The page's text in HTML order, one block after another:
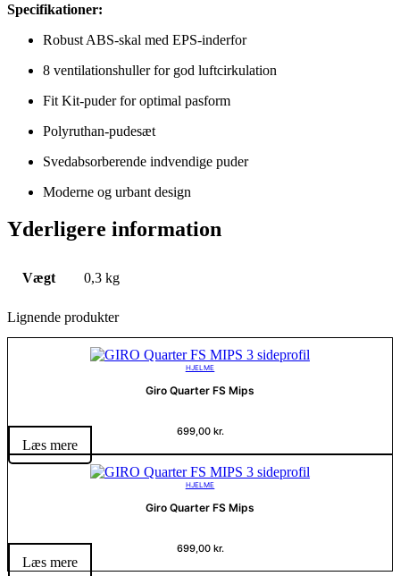
Specifikationer:
Robust ABS-skal med EPS-inderfor
8 ventilationshuller for god luftcirkulation
Fit Kit-puder for optimal pasform
Polyruthan-pudesæt
Svedabsorberende indvendige puder
Moderne og urbant design
Yderligere information
Vægt 0,3 kg
Lignende produkter
HJELME
Giro Quarter FS Mips
699,00 kr.
Læs mere
HJELME
Giro Quarter FS Mips
699,00 kr.
Læs mere